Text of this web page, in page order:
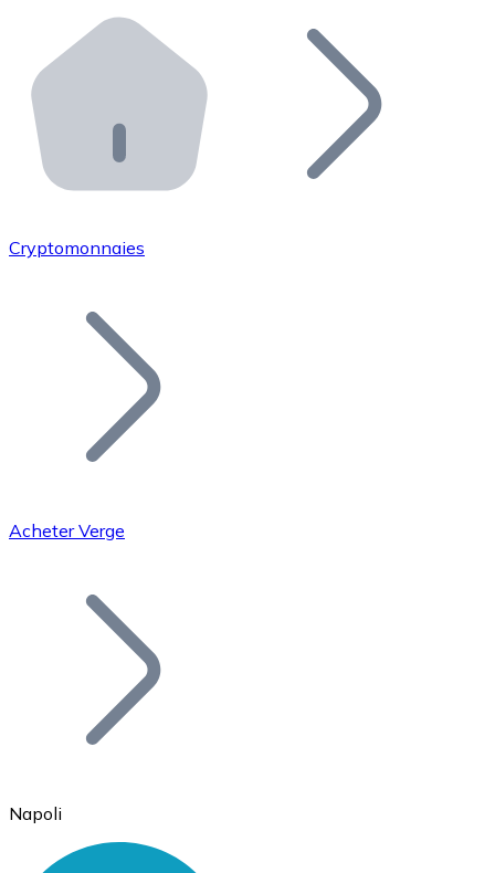
Distributeurs automatiques Bitnovo
Intégrez un ATM Bitnovo dans votre entreprise et
API Bitnovo
Intégrez notre API dans votre écosystème.
Rejoignez notre réseau de distributeurs et
Ajoutez le token de votre projet à notre service
Bitcoin
Cryptomonnaies
Acheter Verge
Napoli